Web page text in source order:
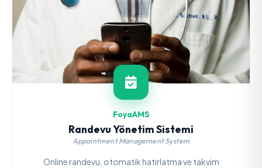
FoyaAMS
Randevu Yönetim Sistemi
Appointment Management System
Online randevu, otomatik hatırlatma ve takvim